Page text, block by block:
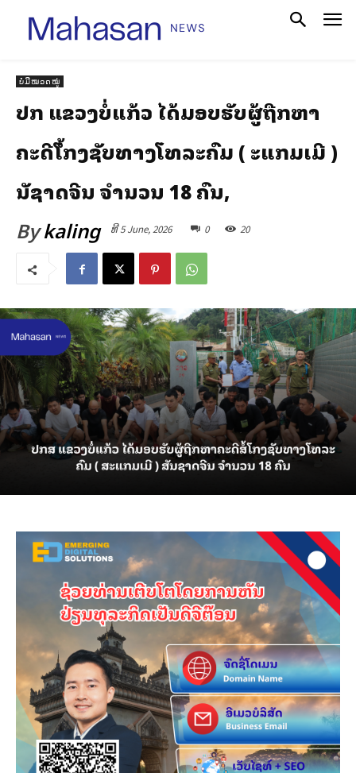
ບໍ່ມີໝວດໝູ່
ປກສ ແຂວງບໍ່ແກ້ວ ໄດ້ມອບຮັບຜູ້ຖືກຫາ
ຄະດີສໍ້ໂກງຊັບທາງໂທລະຄົມ ( ສະແກມເມີ )
ສັນຊາດຈີນ ຈໍານວນ 18 ຄົນ,
Bykaling ທີ 5 June, 2026 0 20